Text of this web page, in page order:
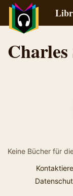
Keine Bücher für